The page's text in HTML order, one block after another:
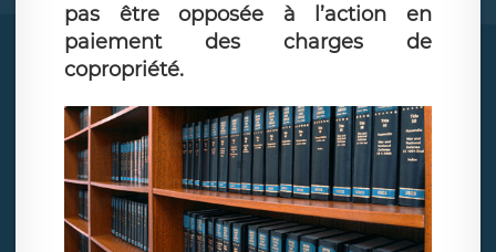
pas être opposée à l’action en
paiement des charges de
copropriété.